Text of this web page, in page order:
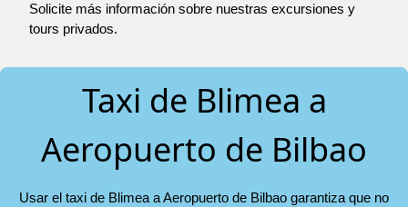
Solicite más información sobre nuestras excursiones y
tours privados.
Taxi de Blimea a
Aeropuerto de Bilbao
Usar el taxi de Blimea a Aeropuerto de Bilbao garantiza que no